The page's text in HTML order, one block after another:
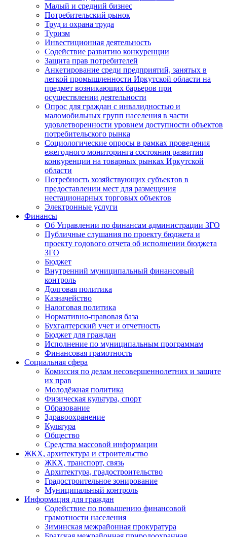
Малый и средний бизнес
Потребительский рынок
Труд и охрана труда
Туризм
Инвестиционная деятельность
Содействие развитию конкуренции
Защита прав потребителей
Анкетирование среди предприятий, занятых в
легкой промышленности Иркутской области на
предмет возникающих барьеров при
осуществлении деятельности
Опрос для граждан с инвалидностью и
маломобильных групп населения в части
удовлетворенности уровнем доступности объектов
потребительского рынка
Социологические опросы в рамках проведения
ежегодного мониторинга состояния развития
конкуренции на товарных рынках Иркутской
области
Потребность хозяйствующих субъектов в
предоставлении мест для размещения
нестационарных торговых объектов
Электронные услуги
Финансы
Об Управлении по финансам администрации ЗГО
Публичные слушания по проекту бюджета и
проекту годового отчета об исполнении бюджета
ЗГО
Бюджет
Внутренний муниципальный финансовый
контроль
Долговая политика
Казначейство
Налоговая политика
Нормативно-правовая база
Бухгалтерский учет и отчетность
Бюджет для граждан
Исполнение по муниципальным программам
Финансовая грамотность
Социальная сфера
Комиссия по делам несовершеннолетних и защите
их прав
Молодёжная политика
Физическая культура, спорт
Образование
Здравоохранение
Культура
Общество
Средства массовой информации
ЖКХ, архитектура и строительство
ЖКХ, транспорт, связь
Архитектура, градостроительство
Градостроительное зонирование
Муниципальный контроль
Информация для граждан
Содействие по повышению финансовой
грамотности населения
Зиминская межрайонная прокуратура